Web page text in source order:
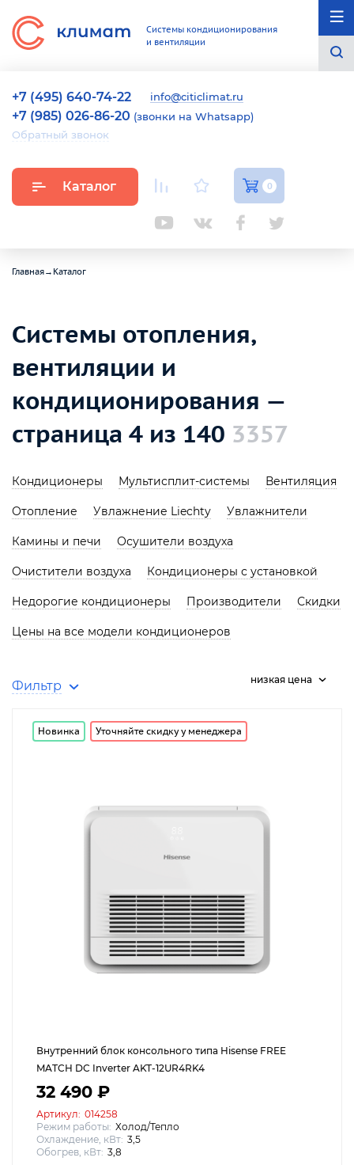
Системы кондиционирования
и вентиляции
+7 (495) 640-74-22 info@citiclimat.ru
+7 (985) 026-86-20 (звонки на Whatsapp)
Обратный звонок
Каталог 0
Главная→ Каталог
Системы отопления,
вентиляции и
кондиционирования —
страница 4 из 140 3357
Кондиционеры Мультисплит-системы Вентиляция
Отопление Увлажнение Liechty Увлажнители
Камины и печи Осушители воздуха
Очистители воздуха Кондиционеры с установкой
Недорогие кондиционеры Производители Скидки
Цены на все модели кондиционеров
низкая цена
Фильтр
Новинка Уточняйте скидку у менеджера
Внутренний блок консольного типа Hisense FREE
MATCH DC Inverter AKT-12UR4RK4
32 490 ₽
Артикул: 014258
Режим работы: Холод/Тепло
Охлаждение, кВт: 3,5
Обогрев, кВт: 3,8